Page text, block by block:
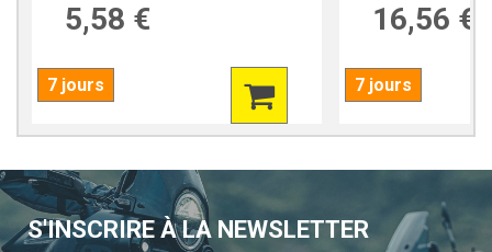
5,58 €
7 jours
16,56 €
7 jours
S'INSCRIRE À LA NEWSLETTER